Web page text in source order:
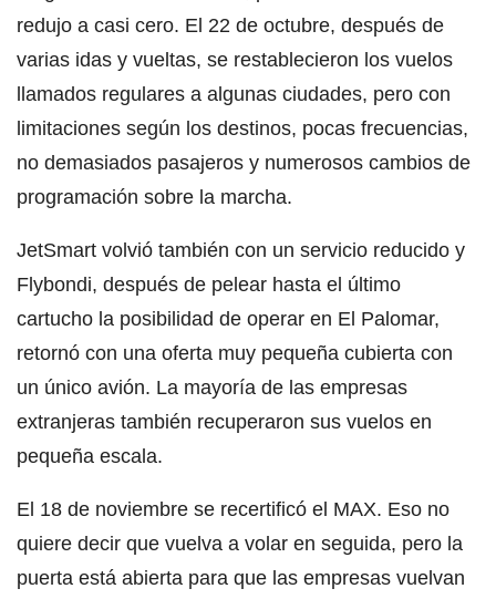
redujo a casi cero. El 22 de octubre, después de
varias idas y vueltas, se restablecieron los vuelos
llamados regulares a algunas ciudades, pero con
limitaciones según los destinos, pocas frecuencias,
no demasiados pasajeros y numerosos cambios de
programación sobre la marcha.
JetSmart volvió también con un servicio reducido y
Flybondi, después de pelear hasta el último
cartucho la posibilidad de operar en El Palomar,
retornó con una oferta muy pequeña cubierta con
un único avión. La mayoría de las empresas
extranjeras también recuperaron sus vuelos en
pequeña escala.
El 18 de noviembre se recertificó el MAX. Eso no
quiere decir que vuelva a volar en seguida, pero la
puerta está abierta para que las empresas vuelvan